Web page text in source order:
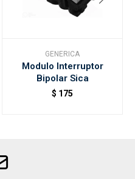
GENERICA
Modulo Interruptor
Bipolar Sica
$ 175